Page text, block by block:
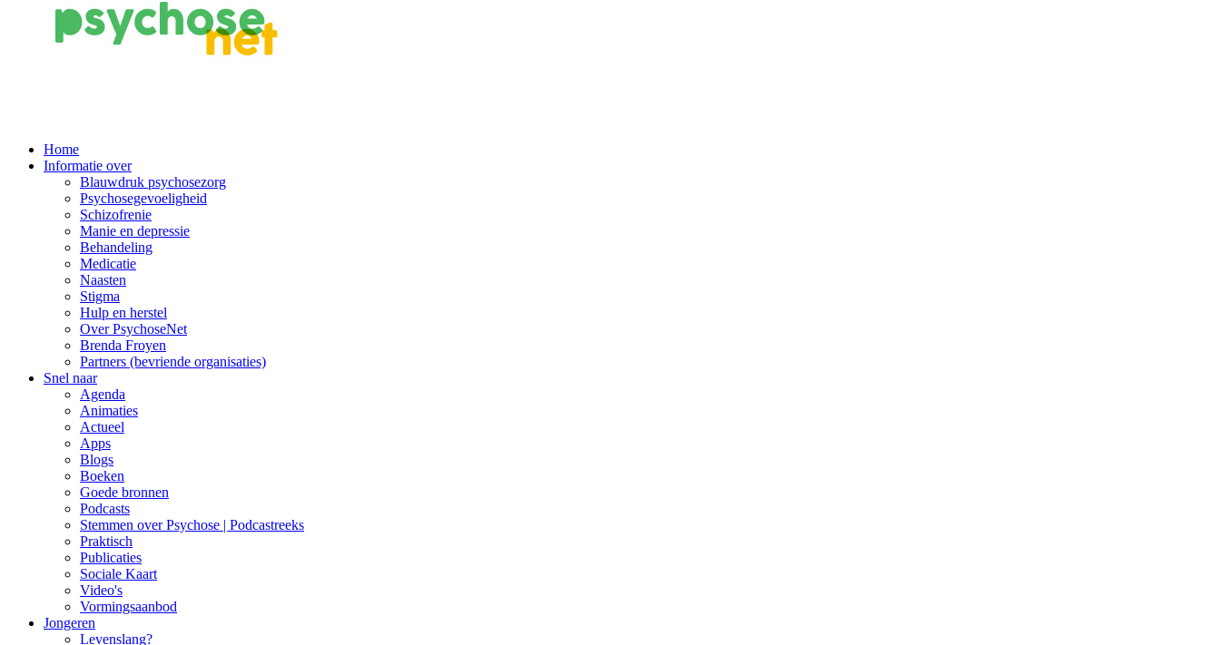
Main
Navigation
Home
Informatie over
Blauwdruk psychosezorg
Psychosegevoeligheid
Schizofrenie
Manie en depressie
Behandeling
Medicatie
Naasten
Stigma
Hulp en herstel
Over PsychoseNet
Brenda Froyen
Partners (bevriende organisaties)
Snel naar
Agenda
Animaties
Actueel
Apps
Blogs
Boeken
Goede bronnen
Podcasts
Stemmen over Psychose | Podcastreeks
Praktisch
Publicaties
Sociale Kaart
Video's
Vormingsaanbod
Jongeren
Levenslang?